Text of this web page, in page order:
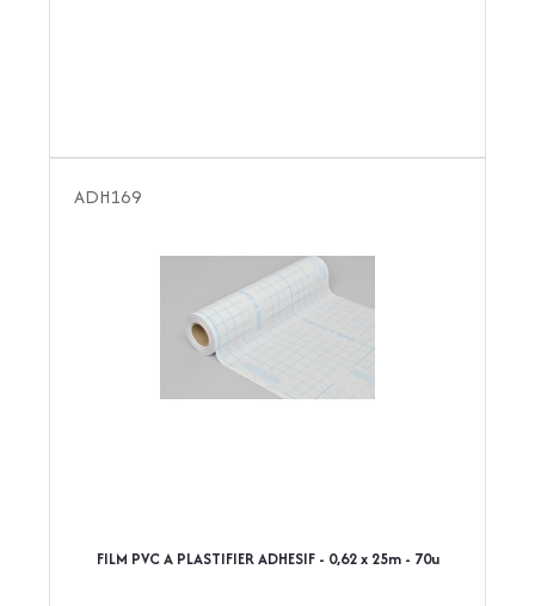
ADH169
FILM PVC A PLASTIFIER ADHESIF - 0,62 x 25m - 70u